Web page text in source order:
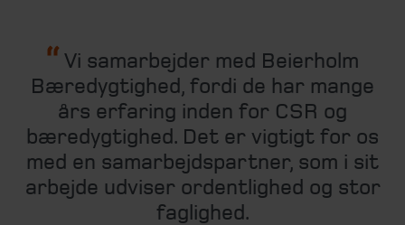
Vi samarbejder med Beierholm
Bæredygtighed, fordi de har mange
års erfaring inden for CSR og
bæredygtighed. Det er vigtigt for os
med en samarbejdspartner, som i sit
arbejde udviser ordentlighed og stor
faglighed.